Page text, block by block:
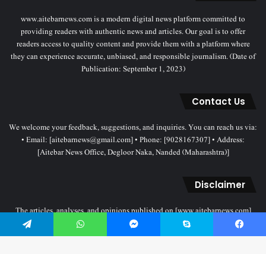
www.aitebarnews.com is a modern digital news platform committed to
providing readers with authentic news and articles. Our goal is to offer
readers access to quality content and provide them with a platform where
they can experience accurate, unbiased, and responsible journalism. (Date of
Publication: September 1, 2023)
Contact Us
We welcome your feedback, suggestions, and inquiries. You can reach us via:
• Email: [aitebarnews@gmail.com] • Phone: [9028167307] • Address:
[Aitebar News Office, Degloor Naka, Nanded (Maharashtra)]
Disclaimer
The articles, analyses, and opinions published on [www.aitebarnews.com]
solely represent the personal views and opinions of the authors. These views
do not necessarily reflect the stance of the Aitebar News management. Any
Facebook
Skype
Messenger
WhatsApp
Telegram